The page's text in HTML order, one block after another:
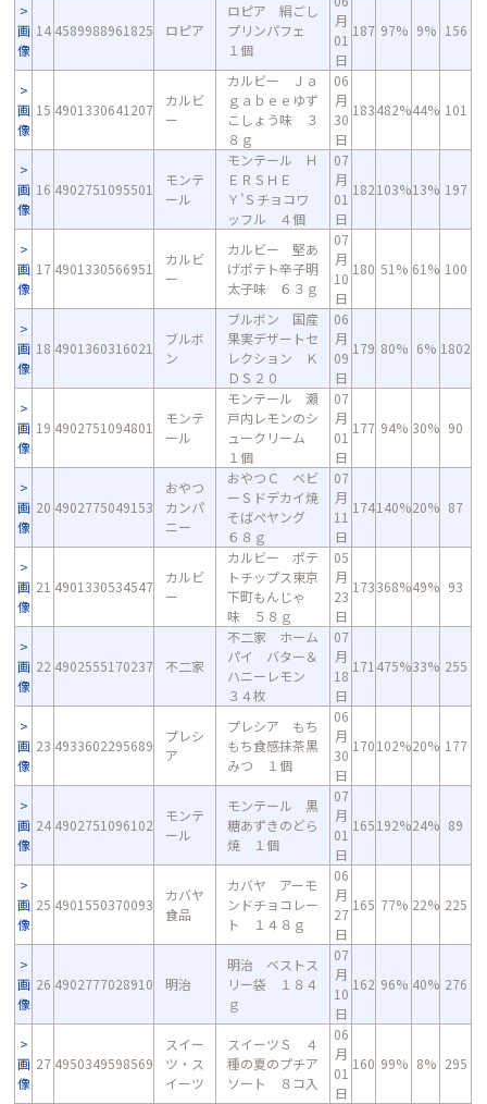
画
像
14 4589988961825 ロピア
ロピア 絹ごし
プリンパフェ
１個
月
01
日
187 97% 9% 156
画
像
15 4901330641207
カルビ
ー
カルビー Ｊａ
ｇａｂｅｅゆず
こしょう味 ３
８ｇ
06
月
30
日
183482%44% 101
画
像
16 4902751095501
モンテ
ール
モンテール Ｈ
ＥＲＳＨＥ
Ｙ’Ｓチョコワ
ッフル ４個
07
月
01
日
182103%13% 197
画
像
17 4901330566951
カルビ
ー
カルビー 堅あ
げポテト辛子明
太子味 ６３ｇ
07
月
10
日
180 51% 61% 100
画
像
18 4901360316021
ブルボ
ン
ブルボン 国産
果実デザートセ
レクション Ｋ
ＤＳ２０
06
月
09
日
179 80% 6% 1802
画
像
19 4902751094801
モンテ
ール
モンテール 瀬
戸内レモンのシ
ュークリーム
１個
07
月
01
日
177 94% 30% 90
画
像
20 4902775049153
おやつ
カンパ
ニー
おやつＣ ベビ
ーＳドデカイ焼
そばぺヤング
６８ｇ
07
月
11
日
174140%20% 87
画
像
21 4901330534547
カルビ
ー
カルビー ポテ
トチップス東京
下町もんじゃ
味 ５８ｇ
05
月
23
日
173368%49% 93
画
像
22 4902555170237 不二家
不二家 ホーム
パイ バター＆
ハニーレモン
３４枚
07
月
18
日
171 475%33% 255
画
像
23 4933602295689
プレシ
ア
プレシア もち
もち食感抹茶黒
みつ １個
06
月
30
日
170102%20% 177
画
像
24 4902751096102
モンテ
ール
モンテール 黒
糖あずきのどら
焼 １個
07
月
01
日
165192%24% 89
画
像
25 4901550370093
カバヤ
食品
カバヤ アーモ
ンドチョコレー
ト １４８ｇ
06
月
27
日
165 77% 22% 225
画
像
26 4902777028910 明治
明治 ベストス
リー袋 １８４
ｇ
07
月
10
日
162 96% 40% 276
画
像
27 4950349598569
スイー
ツ・ス
イーツ
スイーツＳ ４
種の夏のプチア
ソート ８コ入
06
月
01
日
160 99% 8% 295